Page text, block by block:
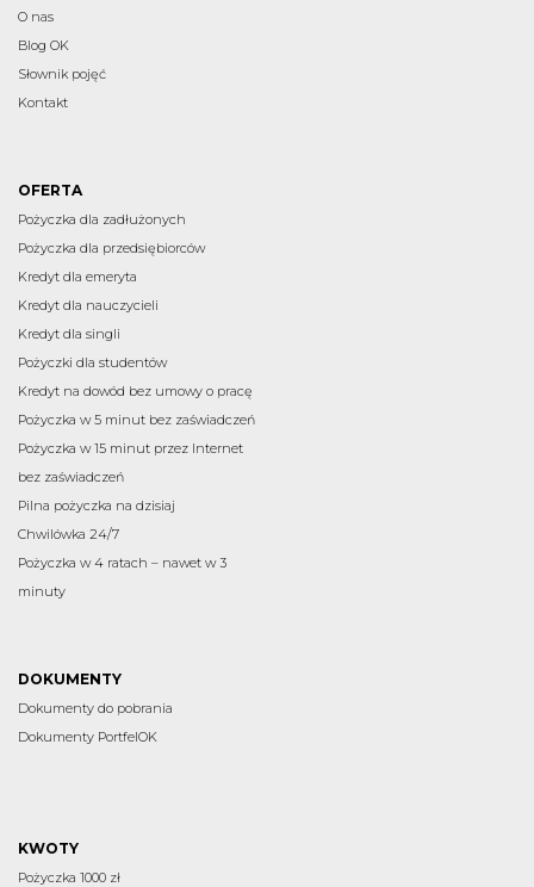
O nas
Blog OK
Słownik pojęć
Kontakt
OFERTA
Pożyczka dla zadłużonych
Pożyczka dla przedsiębiorców
Kredyt dla emeryta
Kredyt dla nauczycieli
Kredyt dla singli
Pożyczki dla studentów
Kredyt na dowód bez umowy o pracę
Pożyczka w 5 minut bez zaświadczeń
Pożyczka w 15 minut przez Internet
bez zaświadczeń
Pilna pożyczka na dzisiaj
Chwilówka 24/7
Pożyczka w 4 ratach – nawet w 3
minuty
DOKUMENTY
Dokumenty do pobrania
Dokumenty PortfelOK
KWOTY
Pożyczka 1000 zł